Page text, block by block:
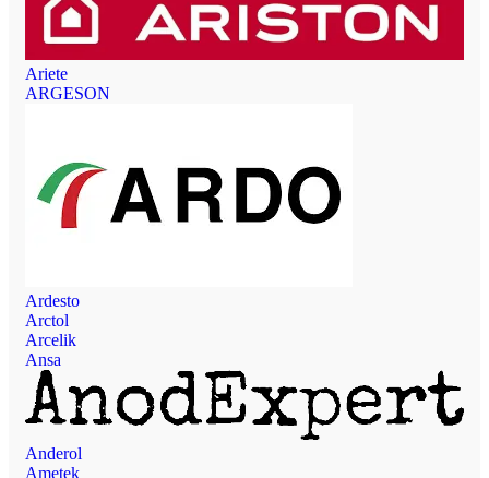
Ariete
ARGESON
Ardesto
Arctol
Arcelik
Ansa
Anderol
Ametek